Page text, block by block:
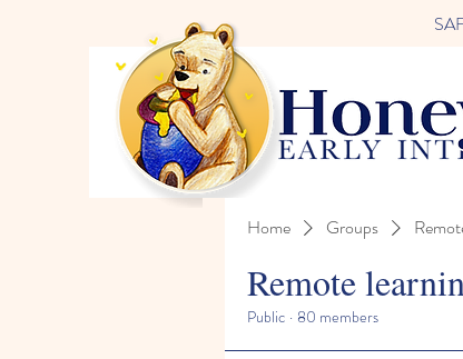
Home Groups
Remote
Public · 80 members